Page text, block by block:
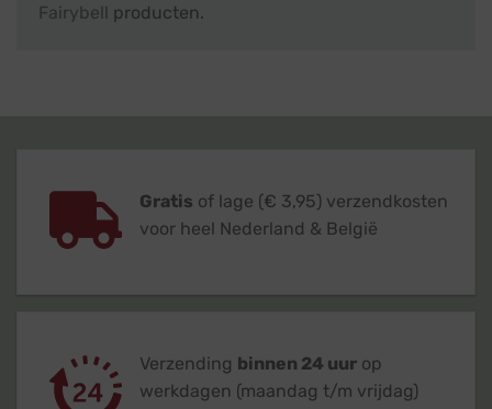
Fairybell producten.
Gratis of lage (€ 3,95) verzendkosten
voor heel Nederland & België
Verzending binnen 24 uur op
werkdagen (maandag t/m vrijdag)